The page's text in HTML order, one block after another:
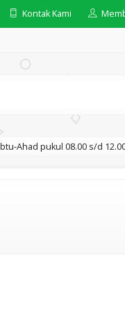
Kontak Kami
Ahad pukul 08.00 s/d